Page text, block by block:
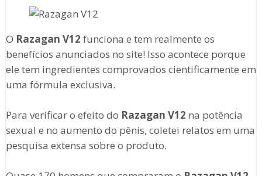
O Razagan V12 funciona e tem realmente os
benefícios anunciados no site! Isso acontece porque
ele tem ingredientes comprovados cientificamente em
uma fórmula exclusiva.
Para verificar o efeito do Razagan V12 na potência
sexual e no aumento do pênis, coletei relatos em uma
pesquisa extensa sobre o produto.